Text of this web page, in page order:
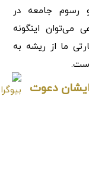
رسوم جامعه در
می‌توان اینگونه
ما از ریشه به
ایشان دعوت